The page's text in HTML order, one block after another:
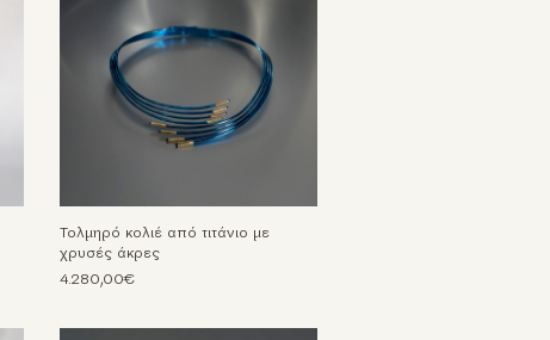
Τολμηρό κολιέ από τιτάνιο με
χρυσές άκρες
4.280,00€